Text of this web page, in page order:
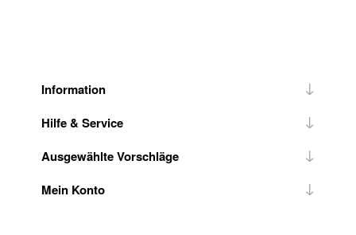
Information
Hilfe & Service
Ausgewählte Vorschläge
Mein Konto